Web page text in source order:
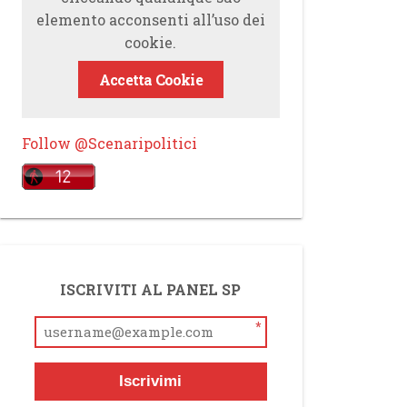
elemento acconsenti all’uso dei
cookie.
Accetta Cookie
Follow @Scenaripolitici
ISCRIVITI AL PANEL SP
*
Iscrivimi